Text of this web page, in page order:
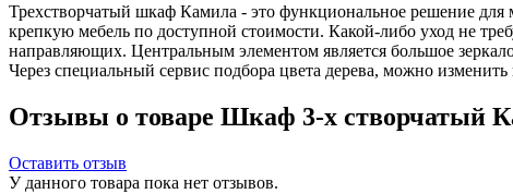
Трехстворчатый шкаф Камила - это функциональное решение
крепкую мебель по доступной стоимости. Какой-либо уход не
направляющих. Центральным элементом является большое
Через специальный сервис подбора цвета дерева, можно
Отзывы о товаре Шкаф 3-х створчатый
Оставить отзыв
У данного товара пока нет отзывов.